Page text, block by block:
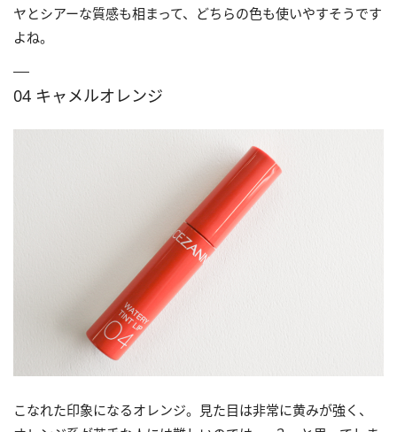
ヤとシアーな質感も相まって、どちらの色も使いやすそうです
よね。
04 キャメルオレンジ
こなれた印象になるオレンジ。見た目は非常に黄みが強く、